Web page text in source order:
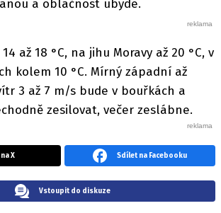
a oblačnost ubyde.
až 18 °C, na jihu Moravy až 20 °C, v
kolem 10 °C. Mírný západní až
3 až 7 m/s bude v bouřkách a
zesilovat, večer zeslábne.
X Sdílet na Facebooku
Vstoupit do diskuze